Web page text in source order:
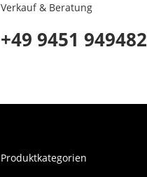
Verkauf & Beratung
+49 9451 949482
Produktkategorien